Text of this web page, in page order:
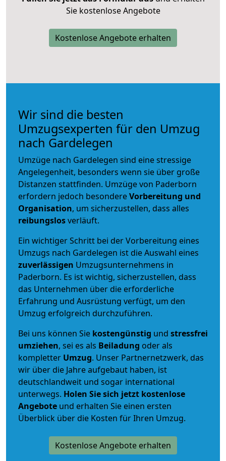
Sie kostenlose Angebote
Kostenlose Angebote erhalten
Wir sind die besten
Umzugsexperten für den Umzug
nach Gardelegen
Umzüge nach Gardelegen sind eine stressige
Angelegenheit, besonders wenn sie über große
Distanzen stattfinden. Umzüge von Paderborn
erfordern jedoch besondereVorbereitung und
Organisation, um sicherzustellen, dass alles
reibungslosverläuft.
Ein wichtiger Schritt bei der Vorbereitung eines
Umzugs nach Gardelegen ist die Auswahl eines
zuverlässigen Umzugsunternehmens in
Paderborn. Es ist wichtig, sicherzustellen, dass
das Unternehmen über die erforderliche
Erfahrung und Ausrüstung verfügt, um den
Umzug erfolgreich durchzuführen.
Bei uns können Sie kostengünstig und stressfrei
umziehen, sei es als Beiladung oder als
kompletter Umzug. Unser Partnernetzwerk, das
wir über die Jahre aufgebaut haben, ist
deutschlandweit und sogar international
unterwegs. Holen Sie sich jetzt kostenlose
Angebote und erhalten Sie einen ersten
Überblick über die Kosten für Ihren Umzug.
Kostenlose Angebote erhalten